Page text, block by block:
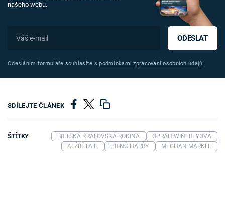
našeho webu.
ODESLAT
Odesláním formuláře souhlasíte spodmínkami zpracování osobních údajů
SDÍLEJTE ČLÁNEK
ŠTÍTKY BRITSKÁ KRÁLOVSKÁ RODINA
OPRAH WINFREYOVÁ
ALŽBĚTA II.
PRINC HARRY MEGHAN MARKLE